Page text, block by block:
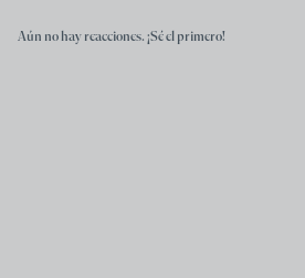
Aún no hay reacciones. ¡Sé el primero!